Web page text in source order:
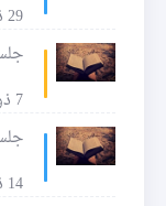
29 ذو القعدة 1438 للهجرة
7 ذو الحجة 1438 للهجرة
14 ذو الحجة 1438 للهجرة